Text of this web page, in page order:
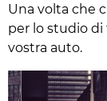
Una volta che
per lo studio
vostra auto.